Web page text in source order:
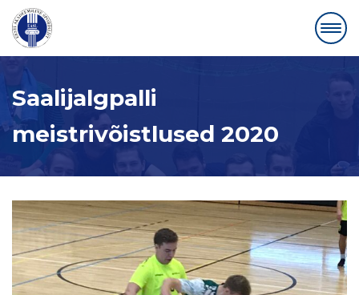
Saalijalgpalli
meistrivõistlused 2020